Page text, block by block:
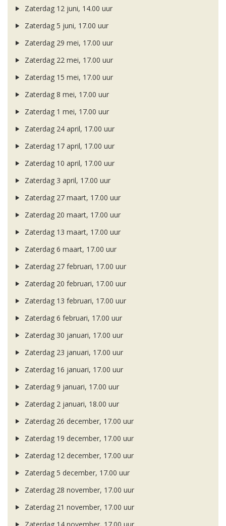
Zaterdag 12 juni, 14.00 uur
Zaterdag 5 juni, 17.00 uur
Zaterdag 29 mei, 17.00 uur
Zaterdag 22 mei, 17.00 uur
Zaterdag 15 mei, 17.00 uur
Zaterdag 8 mei, 17.00 uur
Zaterdag 1 mei, 17.00 uur
Zaterdag 24 april, 17.00 uur
Zaterdag 17 april, 17.00 uur
Zaterdag 10 april, 17.00 uur
Zaterdag 3 april, 17.00 uur
Zaterdag 27 maart, 17.00 uur
Zaterdag 20 maart, 17.00 uur
Zaterdag 13 maart, 17.00 uur
Zaterdag 6 maart, 17.00 uur
Zaterdag 27 februari, 17.00 uur
Zaterdag 20 februari, 17.00 uur
Zaterdag 13 februari, 17.00 uur
Zaterdag 6 februari, 17.00 uur
Zaterdag 30 januari, 17.00 uur
Zaterdag 23 januari, 17.00 uur
Zaterdag 16 januari, 17.00 uur
Zaterdag 9 januari, 17.00 uur
Zaterdag 2 januari, 18.00 uur
Zaterdag 26 december, 17.00 uur
Zaterdag 19 december, 17.00 uur
Zaterdag 12 december, 17.00 uur
Zaterdag 5 december, 17.00 uur
Zaterdag 28 november, 17.00 uur
Zaterdag 21 november, 17.00 uur